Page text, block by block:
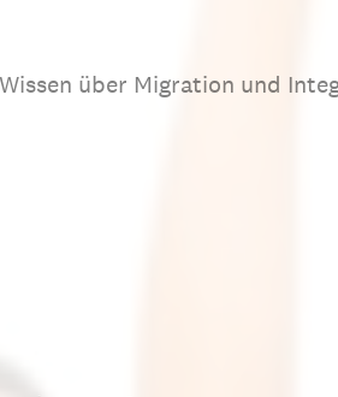
über Migration und